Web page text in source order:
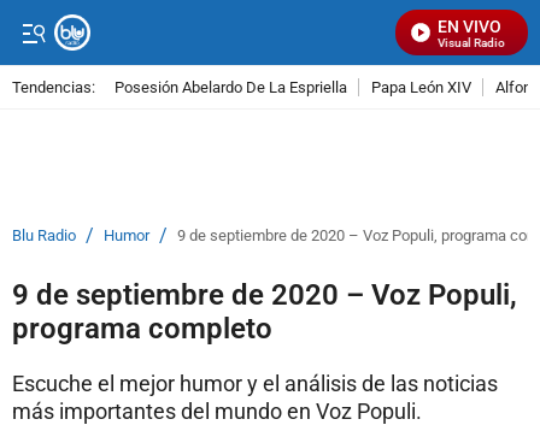
EN VIVO
Señal Visual Radio
Tendencias: Posesión Abelardo De La Espriella Papa León XIV
Blu Radio / Humor / 9 de septiembre de 2020 – Voz Populi, programa
9 de septiembre de 2020 – Voz Populi,
programa completo
Escuche el mejor humor y el análisis de las noticias
más importantes del mundo en Voz Populi.